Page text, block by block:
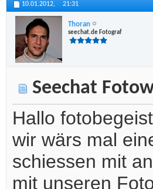
10.01.2012, 21:31
Thoran
seechat.de Fotograf
Seechat
Hallo
wir wärs mal
schiessen mit
mit unseren